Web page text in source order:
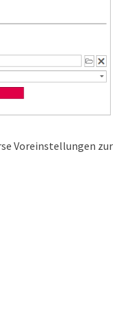
Voreinstellungen zur